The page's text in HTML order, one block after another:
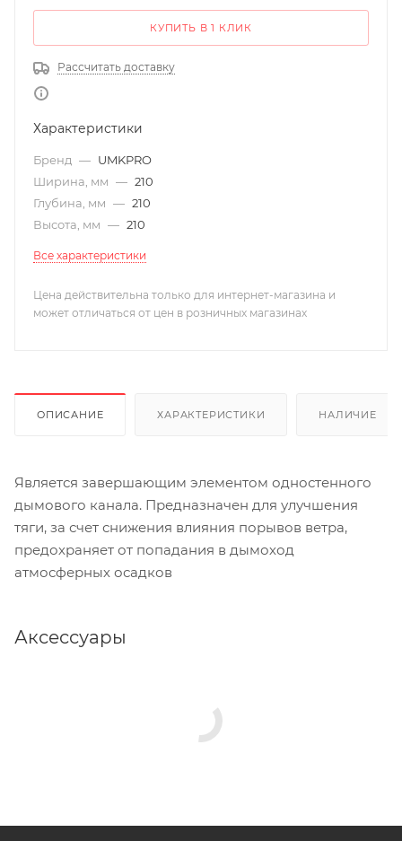
КУПИТЬ В 1 КЛИК
Рассчитать доставку
Характеристики
Бренд — UMKPRO
Ширина, мм — 210
Глубина, мм — 210
Высота, мм — 210
Все характеристики
Цена действительна только для интернет-магазина и
может отличаться от цен в розничных магазинах
ОПИСАНИЕ ХАРАКТЕРИСТИКИ НАЛИЧИЕ
Является завершающим элементом одностенного
дымового канала. Предназначен для улучшения
тяги, за счет снижения влияния порывов ветра,
предохраняет от попадания в дымоход
атмосферных осадков
Аксессуары